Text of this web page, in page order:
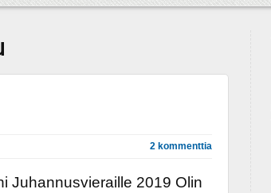
2 kommenttia
Juhannusvieraille 2019 Olin